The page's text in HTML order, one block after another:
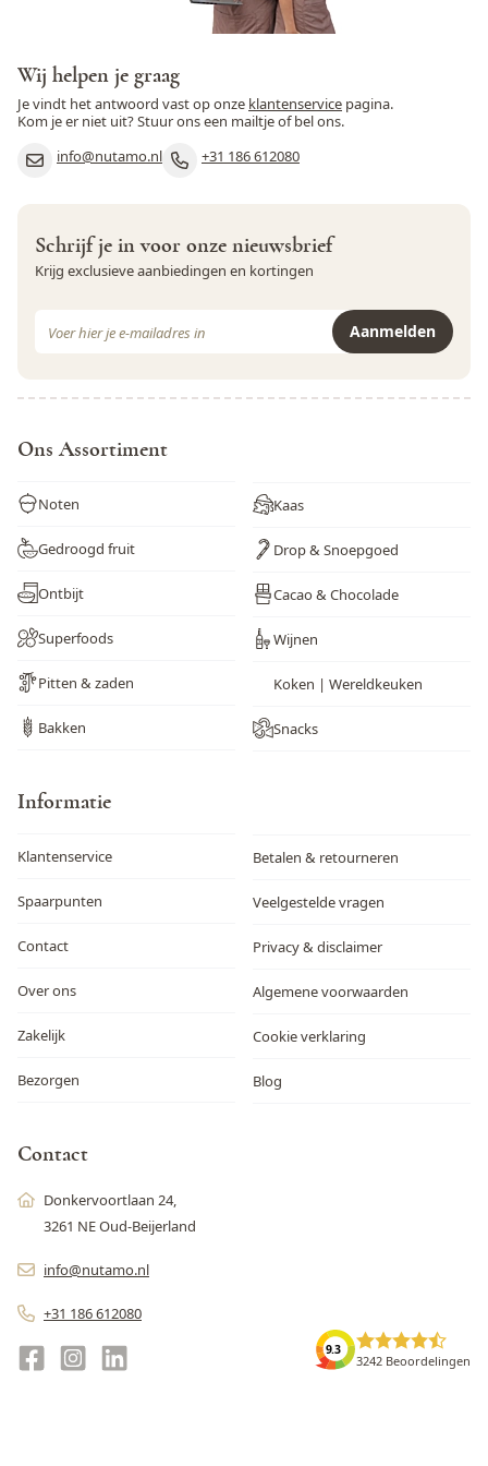
Ja
Peulvruchten
Pinda Ja
Rogge Nee
Schaaldieren Nee
Sesamzaad
Weekdieren Nee
Wortel Nee
Zwaveldioxide en sulfieten Nee
Wij helpen je graag
Je vindt het antwoord vast op onze klantenservice pagina.
Kom je er niet uit? Stuur ons een mailtje of bel ons.
info@nutamo.nl
+31 186 612080
Schrijf je in voor onze nieuwsbrief
Krijg exclusieve aanbiedingen en kortingen
Aanmelden
Ons Assortiment
Noten
Gedroogd fruit
Ontbijt
Superfoods
Pitten & zaden
Bakken
Kaas
Drop & Snoepgoed
Cacao & Chocolade
Wijnen
Koken | Wereldkeuken
Snacks
Informatie
Klantenservice
Spaarpunten
Contact
Over ons
Zakelijk
Bezorgen
Betalen & retourneren
Veelgestelde vragen
Privacy & disclaimer
Algemene voorwaarden
Cookie verklaring
Blog
Contact
Donkervoortlaan 24,
3261 NE Oud-Beijerland
info@nutamo.nl
+31 186 612080
9.3
3242 Beoordelingen